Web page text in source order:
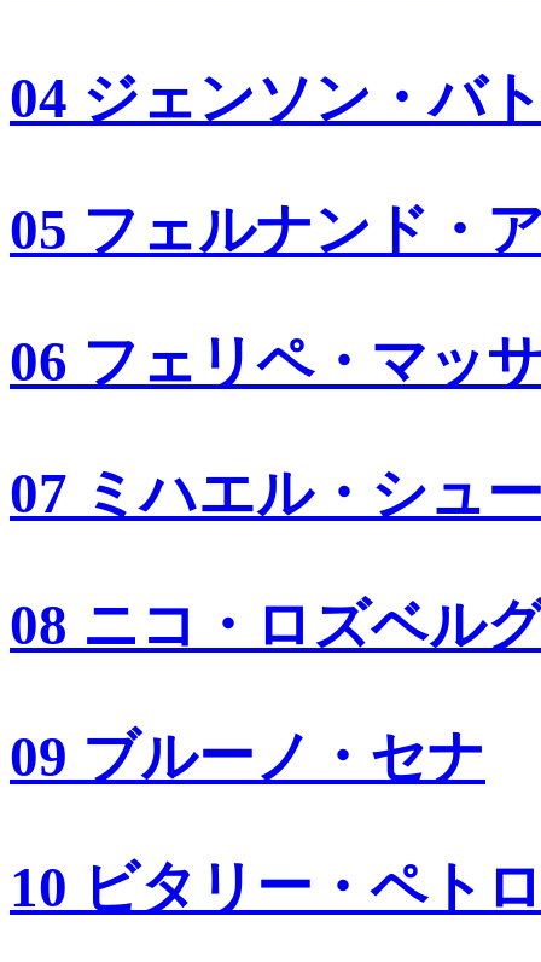
04 ジェンソン・バ
05 フェルナンド・
06 フェリペ・マッ
07 ミハエル・シュ
08 ニコ・ロズベル
09 ブルーノ・セナ
10 ビタリー・ペト